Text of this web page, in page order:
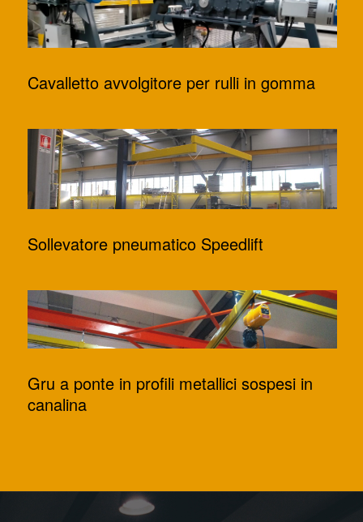
Cavalletto avvolgitore per rulli in gomma
Sollevatore pneumatico Speedlift
Gru a ponte in profili metallici sospesi in
canalina